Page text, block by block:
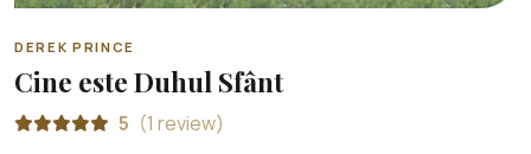
DEREK PRINCE
Cine este Duhul Sfânt
5 (1 review)